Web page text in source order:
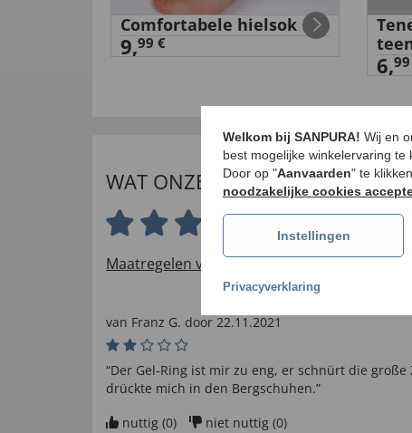
Comfortabele hielsok
9,99 €
6,
WAT ONZE INTERNATIONALE
Maatregelen voor het verifiëren van
van Franz G. door 22.11.2021
“Der Gel-Ring ist mir zu eng, er schnürt die große
drückte mich in den Bergschuhen.”
nuttig (0) niet nuttig (0)
Welkom bij SANPURA! Wij en
best mogelijke winkelervaring te
Door op "Aanvaarden" te
noodzakelijke cookies
Instellingen
Privacyverklaring